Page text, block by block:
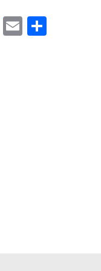
LinkedIn
Email